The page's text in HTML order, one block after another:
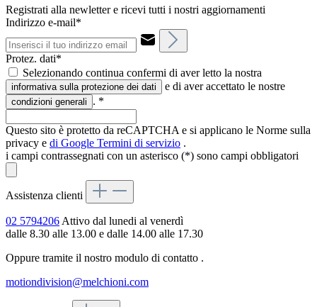
Registrati alla newletter e ricevi tutti i nostri aggiornamenti
Indirizzo e-mail*
Protez. dati*
Selezionando continua confermi di aver letto la nostra
informativa sulla protezione dei dati e di aver accettato le nostre
condizioni generali . *
Questo sito è protetto da reCAPTCHA e si applicano le Norme sulla
privacy e di Google Termini di servizio .
i campi contrassegnati con un asterisco (*) sono campi obbligatori
Assistenza clienti
02 5794206Attivo dal lunedi al venerdì
dalle 8.30 alle 13.00 e dalle 14.00 alle 17.30
Oppure tramite il nostro modulo di contatto .
motiondivision@melchioni.com